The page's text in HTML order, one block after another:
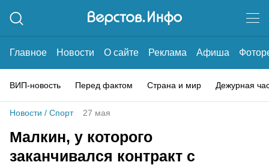
Главное Новости О сайте Реклама Афиша
ВИП-новость Перед фактом Страна и мир Дежурная
Новости / Спорт 27 мая
Малкин, у которого
заканчивался контракт с